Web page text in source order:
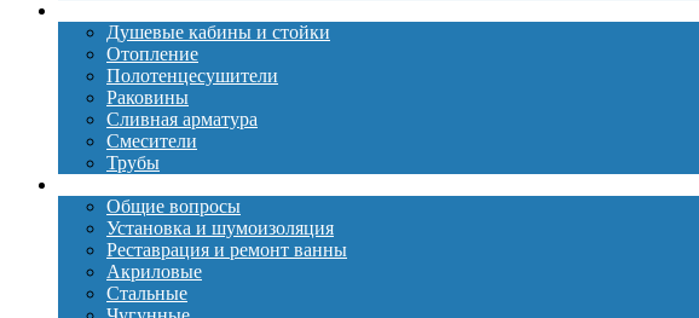
Душевые кабины и стойки
Отопление
Полотенцесушители
Раковины
Сливная арматура
Смесители
Трубы
Общие вопросы
Установка и шумоизоляция
Реставрация и ремонт ванны
Акриловые
Стальные